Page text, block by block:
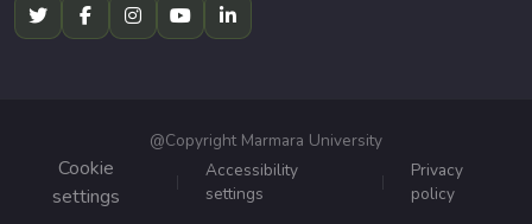
@Copyright Marmara University
Cookie
settings
Accessibility
settings
Privacy
policy